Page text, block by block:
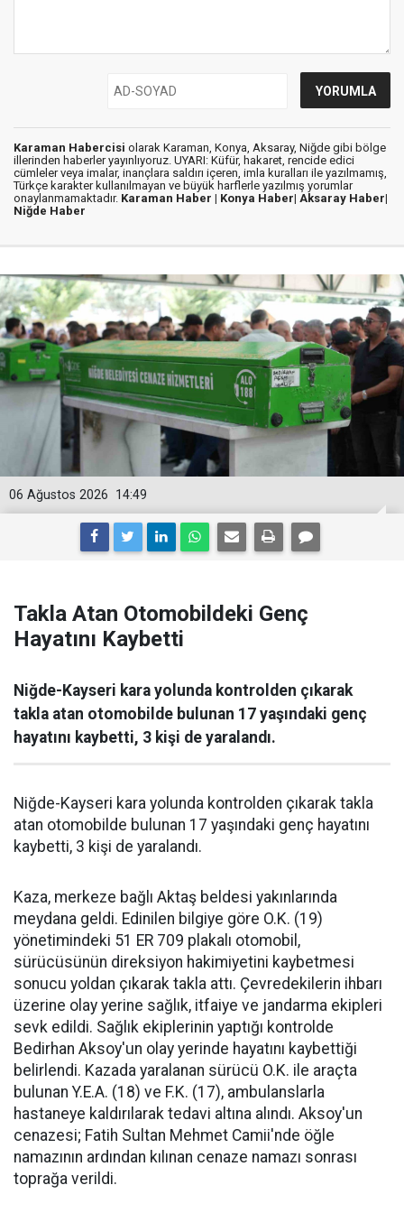
Karaman Habercisi olarak Karaman, Konya, Aksaray, Niğde gibi bölge
illerinden haberler yayınlıyoruz. UYARI: Küfür, hakaret, rencide edici
cümleler veya imalar, inançlara saldırı içeren, imla kuralları ile yazılmamış,
Türkçe karakter kullanılmayan ve büyük harflerle yazılmış yorumlar
onaylanmamaktadır. Karaman Haber | Konya Haber| Aksaray Haber|
Niğde Haber
14:49
06 Ağustos 2026
Takla Atan Otomobildeki Genç
Hayatını Kaybetti
Niğde-Kayseri kara yolunda kontrolden çıkarak
takla atan otomobilde bulunan 17 yaşındaki genç
hayatını kaybetti, 3 kişi de yaralandı.
Niğde-Kayseri kara yolunda kontrolden çıkarak takla
atan otomobilde bulunan 17 yaşındaki genç hayatını
kaybetti, 3 kişi de yaralandı.
Kaza, merkeze bağlı Aktaş beldesi yakınlarında
meydana geldi. Edinilen bilgiye göre O.K. (19)
yönetimindeki 51 ER 709 plakalı otomobil,
sürücüsünün direksiyon hakimiyetini kaybetmesi
sonucu yoldan çıkarak takla attı. Çevredekilerin ihbarı
üzerine olay yerine sağlık, itfaiye ve jandarma ekipleri
sevk edildi. Sağlık ekiplerinin yaptığı kontrolde
Bedirhan Aksoy'un olay yerinde hayatını kaybettiği
belirlendi. Kazada yaralanan sürücü O.K. ile araçta
bulunan Y.E.A. (18) ve F.K. (17), ambulanslarla
hastaneye kaldırılarak tedavi altına alındı. Aksoy'un
cenazesi; Fatih Sultan Mehmet Camii'nde öğle
namazının ardından kılınan cenaze namazı sonrası
toprağa verildi.